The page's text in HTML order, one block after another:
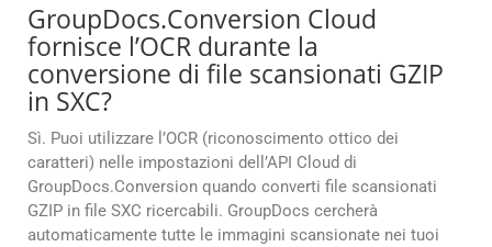
GroupDocs.Conversion Cloud
fornisce l’OCR durante la
conversione di file scansionati GZIP
in SXC?
Sì. Puoi utilizzare l’OCR (riconoscimento ottico dei
caratteri) nelle impostazioni dell’API Cloud di
GroupDocs.Conversion quando converti file scansionati
GZIP in file SXC ricercabili. GroupDocs cercherà
automaticamente tutte le immagini scansionate nei tuoi